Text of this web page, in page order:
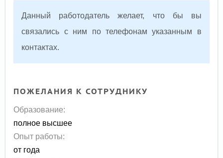
Данный работодатель желает, что бы вы
связались с ним по телефонам указанным в
контактах.
ПОЖЕЛАНИЯ К СОТРУДНИКУ
Образование:
полное высшее
Опыт работы:
от года